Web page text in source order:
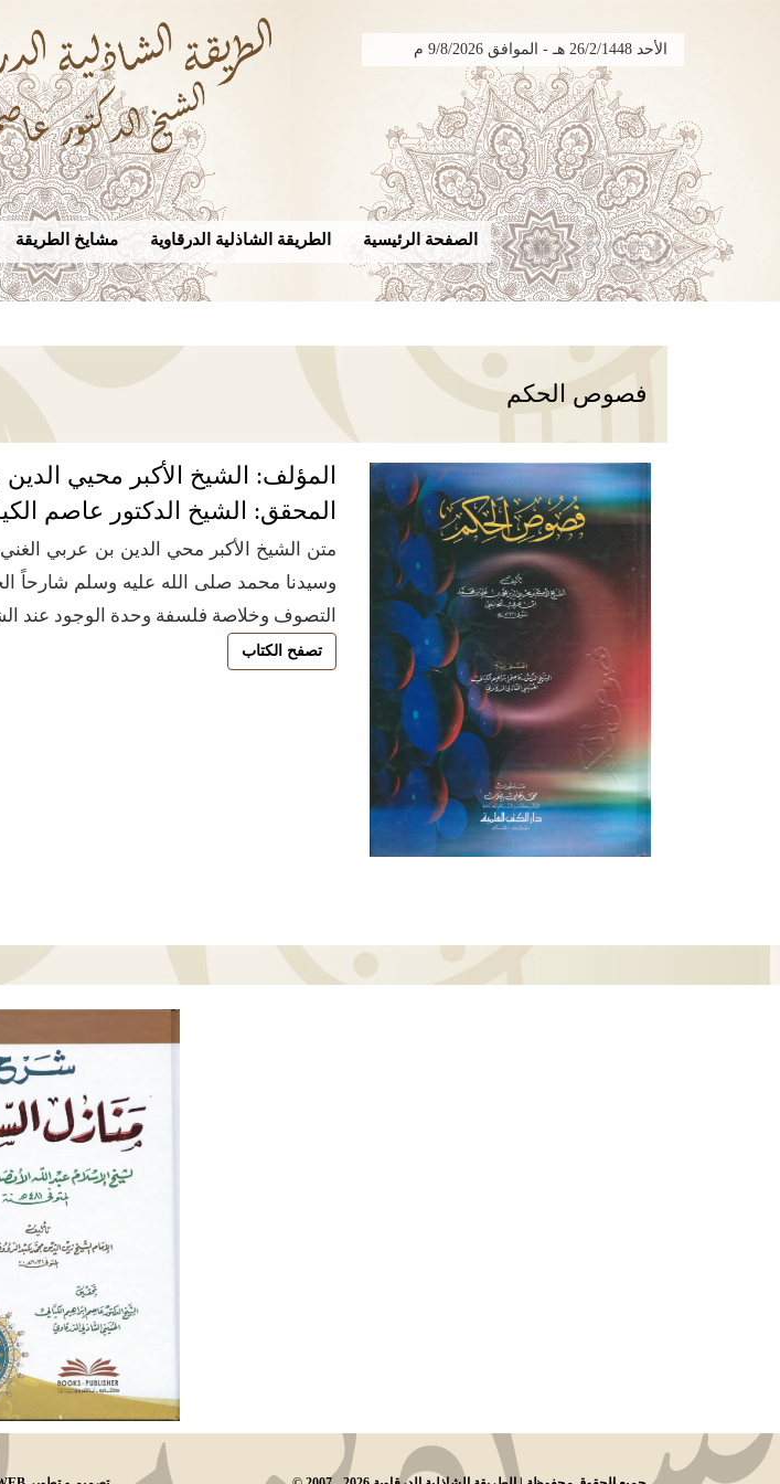
الأحد 26/2/1448 هـ - الموافق 9/8/2026 م
الصفحة الرئيسية الطريقة الشاذلية الدرقاوية مشايخ الطريقة
فصوص الحكم
المؤلف: الشيخ الأكبر محيي
المحقق: الشيخ الدكتور عاصم
متن الشيخ الأكبر محي الدين بن عربي
وسيدنا محمد صلى الله عليه وسلم شارحاً
التصوف وخلاصة فلسفة وحدة الوجود عند
تصفح الكتاب